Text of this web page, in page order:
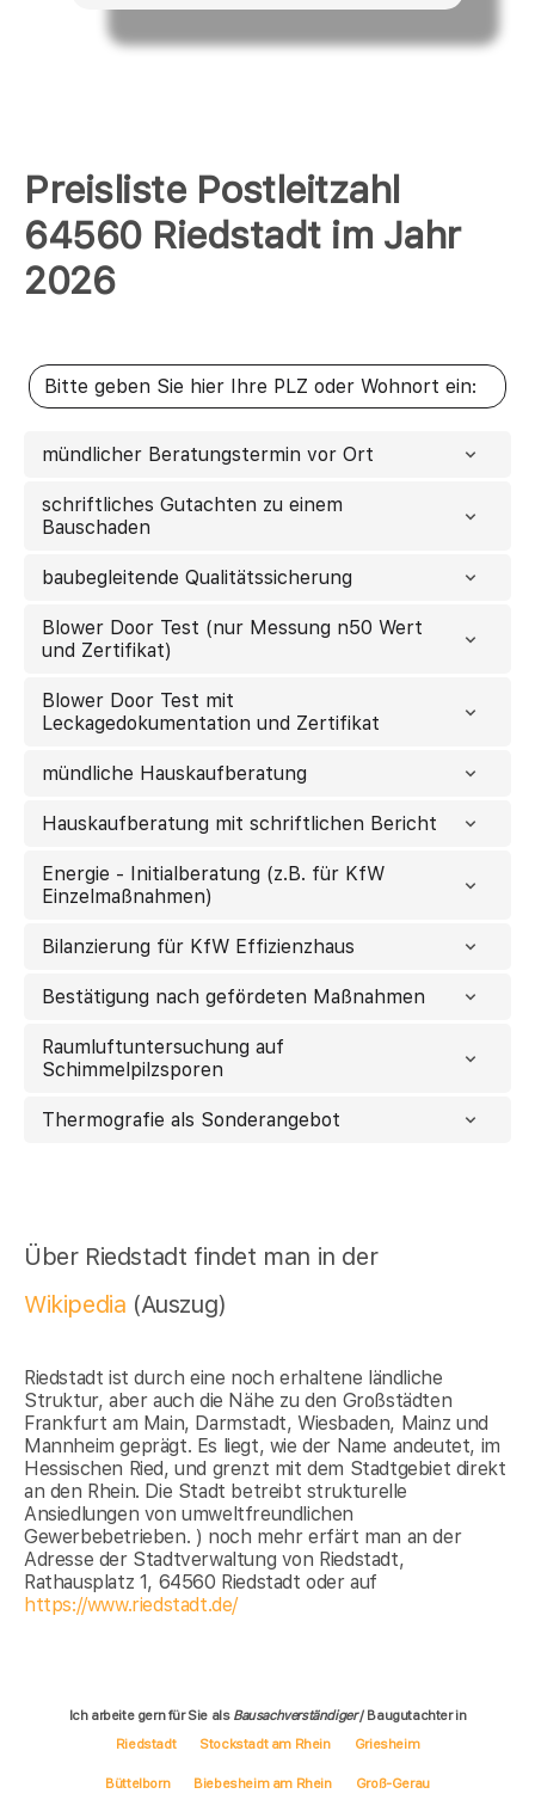
Preisliste Postleitzahl
64560 Riedstadt im Jahr
2026
mündlicher Beratungstermin vor Ort
schriftliches Gutachten zu einem
Bauschaden
baubegleitende Qualitätssicherung
Blower Door Test (nur Messung n50 Wert
und Zertifikat)
Blower Door Test mit
Leckagedokumentation und Zertifikat
mündliche Hauskaufberatung
Hauskaufberatung mit schriftlichen Bericht
Energie - Initialberatung (z.B. für KfW
Einzelmaßnahmen)
Bilanzierung für KfW Effizienzhaus
Bestätigung nach gefördeten Maßnahmen
Raumluftuntersuchung auf
Schimmelpilzsporen
Thermografie als Sonderangebot
Über Riedstadt findet man in der
Wikipedia (Auszug)
Riedstadt ist durch eine noch erhaltene ländliche
Struktur, aber auch die Nähe zu den Großstädten
Frankfurt am Main, Darmstadt, Wiesbaden, Mainz und
Mannheim geprägt. Es liegt, wie der Name andeutet, im
Hessischen Ried, und grenzt mit dem Stadtgebiet direkt
an den Rhein. Die Stadt betreibt strukturelle
Ansiedlungen von umweltfreundlichen
Gewerbebetrieben. ) noch mehr erfärt man an der
Adresse der Stadtverwaltung von Riedstadt,
Rathausplatz 1, 64560 Riedstadt oder auf
https://www.riedstadt.de/
Ich arbeite gern für Sie als Bausachverständiger/ Baugutachter in
Riedstadt
Stockstadt am Rhein Griesheim
Büttelborn Biebesheim am Rhein Groß-Gerau